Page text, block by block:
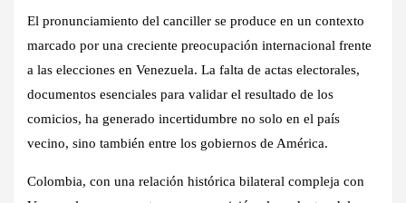
El pronunciamiento del canciller se produce en un contexto
marcado por una creciente preocupación internacional frente
a las elecciones en Venezuela. La falta de actas electorales,
documentos esenciales para validar el resultado de los
comicios, ha generado incertidumbre no solo en el país
vecino, sino también entre los gobiernos de América.
Colombia, con una relación histórica bilateral compleja con